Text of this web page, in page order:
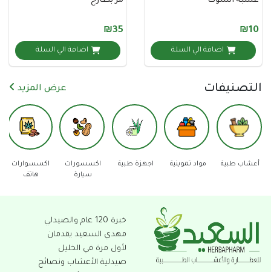
اضافة الي السلة اضافة الي السلة
عرض المزيد
تموينية اجهزة طبية
اكسسورات
اكسسوارات
دفاع عن
النفس
عدد
خبرة 120 عام والصيدلي
مهدي السعيد يقدمان
لأول مرة في الخليل
صيدلية الأعشاب ونصائح